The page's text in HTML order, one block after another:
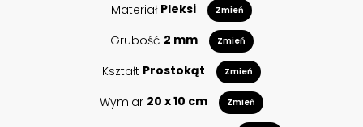
Materiał Pleksi Zmień
Grubość 2 mm Zmień
Kształt Prostokąt Zmień
Wymiar 20 x 10 cm Zmień